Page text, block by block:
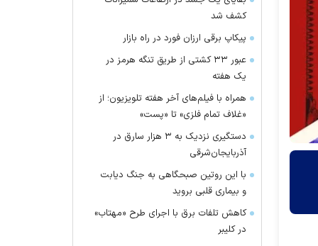
کشف شد
پیکاپ برقی ارزان فورد در راه بازار
عبور ۳۳ کشتی از طریق تنگه هرمز در
یک هفته
همراه با فیلم‌های آخر هفته تلویزیون؛ از
«غلاف تمام فلزی» تا «پست»
دستگیری نزدیک به ۳ هزار سارق در
آذربایجان‌شرقی
با این روتین صبحگاهی به جنگ دیابت
و بیماری قلبی بروید
کاهش تلفات برق با اجرای طرح «مهتاب»
در کلیبر